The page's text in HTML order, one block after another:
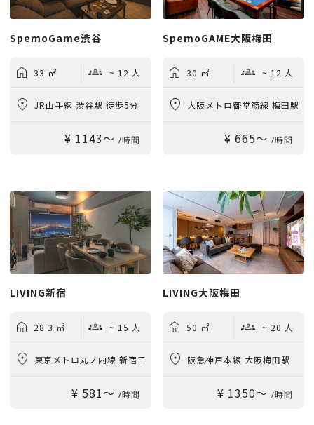
SpemoGame渋谷
33 ㎡ ~ 12 人
JR山手線 渋谷駅 徒歩5分
¥ 1143〜 /時間
SpemoGAME大阪梅田
30 ㎡ ~ 12 人
大阪メトロ御堂筋線 梅田駅
¥ 665〜 /時間
LIVING新宿
28.3 ㎡ ~ 15 人
東京メトロ丸ノ内線 新宿三
丁目駅 徒歩2分
¥ 581〜 /時間
LIVING大阪梅田
50 ㎡ ~ 20 人
阪急神戸本線 大阪梅田駅
徒歩1分¥ 1350〜 /時間